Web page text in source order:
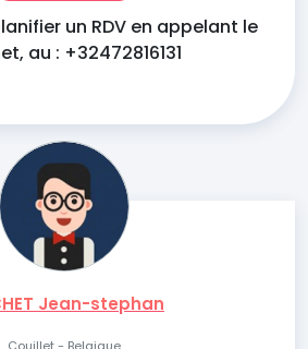
un RDV en appelant le
au : +32472816131
Jean-stephan